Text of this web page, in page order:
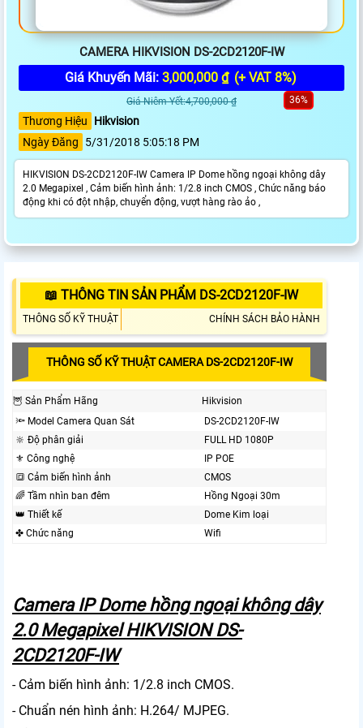
CAMERA HIKVISION DS-2CD2120F-IW
Giá Khuyến Mãi: 3,000,000 ₫ (+ VAT 8%)
Giá Niêm Yết:4,700,000 ₫ 36%
Thương Hiệu
Hikvision
Ngày Đăng
5/31/2018 5:05:18 PM
HIKVISION DS-2CD2120F-IW Camera IP Dome hồng ngoại không dây
2.0 Megapixel , Cảm biến hình ảnh: 1/2.8 inch CMOS , Chức năng báo
động khi có đột nhập, chuyển động, vượt hàng rào ảo ,
📖 THÔNG TIN SẢN PHẨM DS-2CD2120F-IW
THÔNG SỐ KỸ THUẬT CHÍNH SÁCH BẢO HÀNH
THÔNG SỐ KỸ THUẬT CAMERA DS-2CD2120F-IW
🦉 Sản Phẩm Hãng
Hikvision
🔦 Model Camera Quan Sát
DS-2CD2120F-IW
🔆 Độ phân giải
FULL HD 1080P
⚜️ Công nghệ
IP POE
🔳 Cảm biến hình ảnh
CMOS
🌈 Tầm nhìn ban đêm
Hồng Ngoại 30m
👑 Thiết kế
Dome Kim loại
✤ Chức năng
Wifi
Camera IP Dome hồng ngoại không dây
2.0 Megapixel HIKVISION DS-
2CD2120F-IW
- Cảm biến hình ảnh: 1/2.8 inch CMOS.
- Chuẩn nén hình ảnh: H.264/ MJPEG.